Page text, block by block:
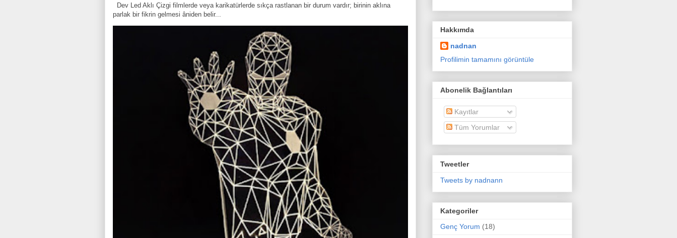
Dev Led Aklı Çizgi filmlerde veya karikatürlerde sıkça rastlanan bir durum vardır; birinin aklına
parlak bir fikrin gelmesi âniden belir...
Hakkımda
nadnan
Profilimin tamamını görüntüle
Abonelik Bağlantıları
Kayıtlar
Tüm Yorumlar
Tweetler
Tweets by nadnann
Kategoriler
Genç Yorum (18)